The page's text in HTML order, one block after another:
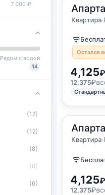
7 000 ₽
Рядом с водой
14
(17)
(12)
(8)
(0)
(6)
Квартира·
41м ·до
Остался
4,125₽
12,375₽
Квартира·
28м ·3
4,125₽
12,375₽